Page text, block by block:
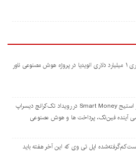
مصنوعی ناور
رونمایی از استیج Smart Money در رویداد تک‌کرانچ دیسراپ
اپل تی وی که این آخر هفته باید